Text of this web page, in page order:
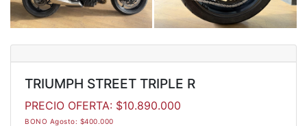
Precio desde $12.690.000
RX
TRIUMPH STREET TRIPLE R
PRECIO OFERTA: $10.890.000
BONO Agosto: $400.000